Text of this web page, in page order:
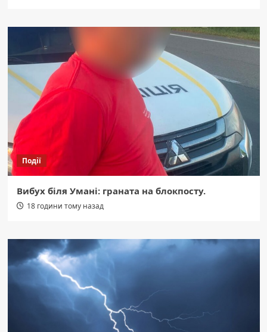
Події
Вибух біля Умані: граната на блокпосту.
18 години тому назад